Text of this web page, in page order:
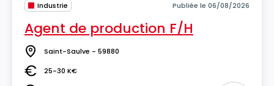
Industrie Publiée le 06/08/2026
Agent de production F/H
Lieu Saint-Saulve - 59880
Salaire25-30 K€